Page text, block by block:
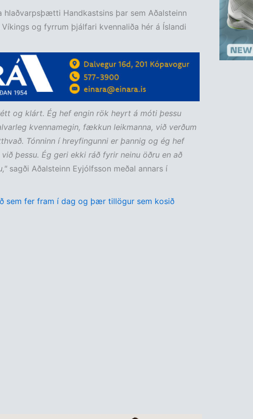
Handkastsins þar sem Aðalsteinn
og fyrrum þjálfari kvennaliða hér á Íslandi
og klárt. Ég hef engin rök heyrt á móti þessu
kvennamegin, fækkun leikmanna, við verðum
Tónninn í hreyfingunni er þannig og ég hef
þessu. Ég geri ekki ráð fyrir neinu öðru en að
sagði Aðalsteinn Eyjólfsson meðal annars í
sem fer fram í dag og þær tillögur sem kosið